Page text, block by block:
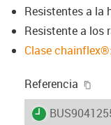
Resistentes a la
Resistente a los
Clase chainflex®:
Referencia
igus-icon-